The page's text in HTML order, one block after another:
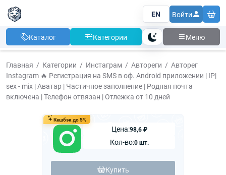
EN Войти
Каталог Категории Тема Меню
Главная Категории Инстаграм Автореги
Авторег
Instagram 🔥 Регистрация на SMS в оф. Android приложении | IP|
sex - mix | Аватар | Частичное заполнение | Родная почта
включена | Телефон отвязан | Отлежка от 10 дней
Кешбэк до 5%
Цена:98,6 ₽
Кол-во:0 шт.
Купить